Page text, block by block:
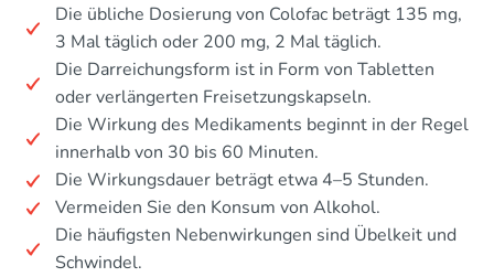
Die übliche Dosierung von Colofac beträgt 135 mg,
3 Mal täglich oder 200 mg, 2 Mal täglich.
Die Darreichungsform ist in Form von Tabletten
oder verlängerten Freisetzungskapseln.
Die Wirkung des Medikaments beginnt in der Regel
innerhalb von 30 bis 60 Minuten.
Die Wirkungsdauer beträgt etwa 4–5 Stunden.
Vermeiden Sie den Konsum von Alkohol.
Die häufigsten Nebenwirkungen sind Übelkeit und
Schwindel.